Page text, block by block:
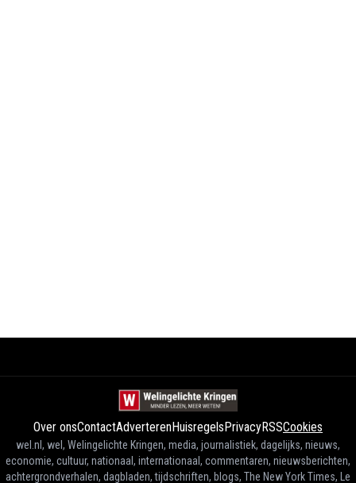
Over onsContactAdverterenHuisregelsPrivacyRSSCookies
wel.nl, wel, Welingelichte Kringen, media, journalistiek, dagelijks, nieuws,
economie, cultuur, nationaal, internationaal, commentaren, nieuwsberichten,
achtergrondverhalen, dagbladen, tijdschriften, blogs, The New York Times, Le